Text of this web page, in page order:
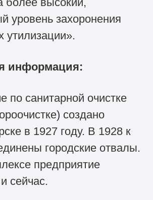
уровень захоронения
утилизации».
информация:
по санитарной очистке
создано
в 1927 году. В 1928 к
городские отвалы.
предприятие
сейчас.